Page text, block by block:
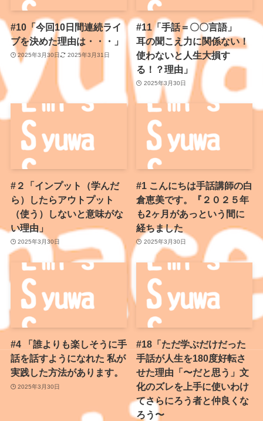
#10「今回10日間連続ライ
ブを決めた理由は・・・」
2025年3月30日 2025年3月31日
#11「手話＝〇〇言語」
耳の聞こえ力に関係ない！
使わないと人生大損す
る！？理由」
2025年3月30日
#２「インプット（学んだ
ら）したらアウトプット
（使う）しないと意味がな
い理由」
2025年3月30日
#1 こんにちは手話講師の白
倉恵美です。『２０２５年
も2ヶ月があっという間に
経ちました
2025年3月30日
#4 「誰よりも楽しそうに手
話を話すようになれた 私が
実践した方法があります。
2025年3月30日
#18「ただ学ぶだけだった
手話が人生を180度好転さ
せた理由「〜だと思う」文
化のズレを上手に使いわけ
てさらにろう者と仲良くな
ろう〜